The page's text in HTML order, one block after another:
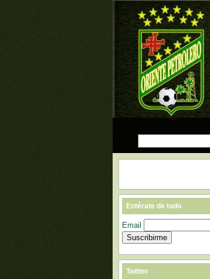
Entérate de todo
Email
Twitter